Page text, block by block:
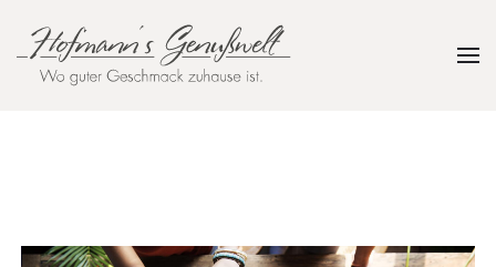
Zum Hauptinhalt springen